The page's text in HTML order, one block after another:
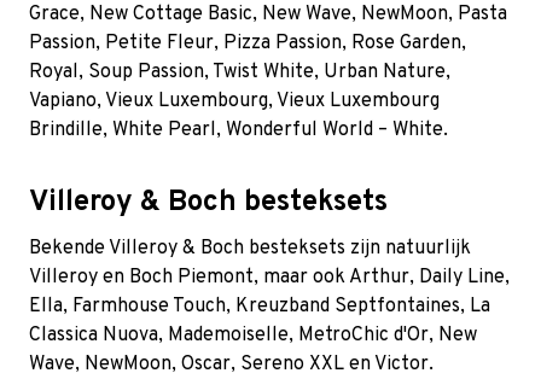
Grace, New Cottage Basic, New Wave, NewMoon, Pasta
Passion, Petite Fleur, Pizza Passion, Rose Garden,
Royal, Soup Passion, Twist White, Urban Nature,
Vapiano, Vieux Luxembourg, Vieux Luxembourg
Brindille, White Pearl, Wonderful World – White.
Villeroy & Boch besteksets
Bekende Villeroy & Boch besteksets zijn natuurlijk
Villeroy en Boch Piemont, maar ook Arthur, Daily Line,
Ella, Farmhouse Touch, Kreuzband Septfontaines, La
Classica Nuova, Mademoiselle, MetroChic d'Or, New
Wave, NewMoon, Oscar, Sereno XXL en Victor.